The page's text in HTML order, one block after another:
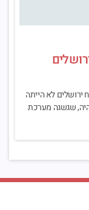
ירושלים לא הייתה
שגשגה מערכת